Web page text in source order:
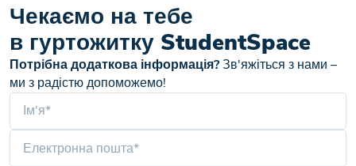
Чекаємо на тебе
в гуртожитку StudentSpace
Потрібна додаткова інформація?Зв'яжіться з нами –
ми з радістю допоможемо!